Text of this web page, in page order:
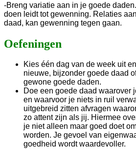
-Breng variatie aan in je goede
doen leidt tot gewenning. Relaties
daad, kan gewenning tegen gaan.
Oefeningen
Kies één dag van de week uit
nieuwe, bijzonder goede daad
gewone goede daden.
Doe een goede daad waarover
en waarvoor je niets in ruil
uitgebreid zitten afvragen
zo attent zijn als jij. Hiermee
je niet alleen maar goed doet
worden. Je gevoel van
goedheid wordt waardevoller.